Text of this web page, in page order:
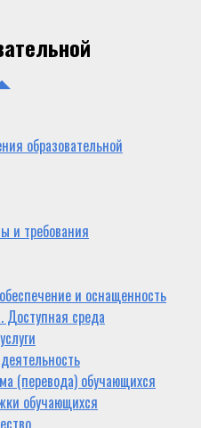
образовательной
и требования
и оснащенность
Доступная среда
(перевода) обучающихся
обучающихся